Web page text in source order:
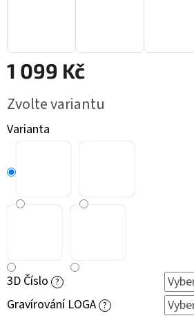
1 099 Kč
Zvolte variantu
Varianta
3D Číslo ?
Gravírování LOGA ?